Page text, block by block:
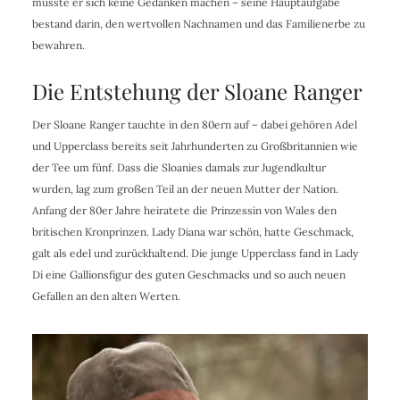
bestand darin, den wertvollen Nachnamen und das Familienerbe zu
bewahren.
Die Entstehung der Sloane Ranger
Der Sloane Ranger tauchte in den 80ern auf – dabei gehören Adel
und Upperclass bereits seit Jahrhunderten zu Großbritannien wie
der Tee um fünf. Dass die Sloanies damals zur Jugendkultur
wurden, lag zum großen Teil an der neuen Mutter der Nation.
Anfang der 80er Jahre heiratete die Prinzessin von Wales den
britischen Kronprinzen. Lady Diana war schön, hatte Geschmack,
galt als edel und zurückhaltend. Die junge Upperclass fand in Lady
Di eine Gallionsfigur des guten Geschmacks und so auch neuen
Gefallen an den alten Werten.